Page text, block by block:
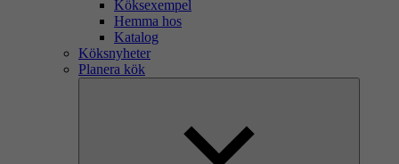
Köksexempel
Hemma hos
Katalog
Köksnyheter
Planera kök